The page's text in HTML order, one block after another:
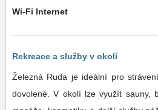
Wi-Fi Internet
Rekreace a služby v okolí
Železná Ruda je ideální pro
dovolené. V okolí lze využít sauny,